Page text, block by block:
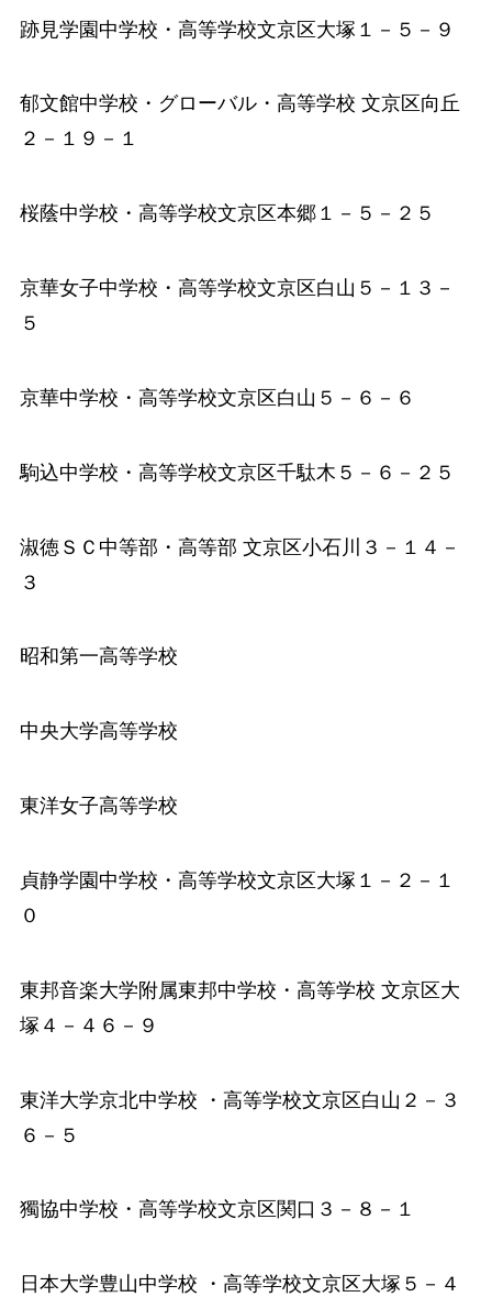
跡見学園中学校・高等学校文京区大塚１－５－９
郁文館中学校・グローバル・高等学校 文京区向丘
２－１９－１
桜蔭中学校・高等学校文京区本郷１－５－２５
京華女子中学校・高等学校文京区白山５－１３－
５
京華中学校・高等学校文京区白山５－６－６
駒込中学校・高等学校文京区千駄木５－６－２５
淑徳ＳＣ中等部・高等部 文京区小石川３－１４－
３
昭和第一高等学校
中央大学高等学校
東洋女子高等学校
貞静学園中学校・高等学校文京区大塚１－２－１
０
東邦音楽大学附属東邦中学校・高等学校 文京区大
塚４－４６－９
東洋大学京北中学校 ・高等学校文京区白山２－３
６－５
獨協中学校・高等学校文京区関口３－８－１
日本大学豊山中学校 ・高等学校文京区大塚５－４